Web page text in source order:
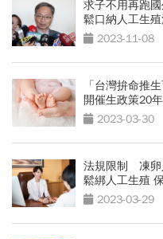
求子不用再跑
鬆口納人工生
2023-11-08
「台灣拚命推
開催生政策20
2023-03-30
法規限制 凍卵
鬆綁人工生殖
2023-03-29